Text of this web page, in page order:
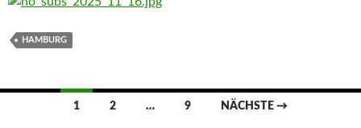
HAMBURG
Beitragsnavigation
1 2 … 9 NÄCHSTE →